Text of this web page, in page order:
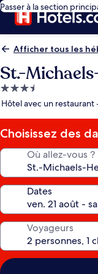
Passer à la section
Afficher tous les
St.-
Hébergement
3.5 étoiles
Hôtel avec un restaurant
Choisissez des
Où allez-vous ?
Dates
Voyageurs